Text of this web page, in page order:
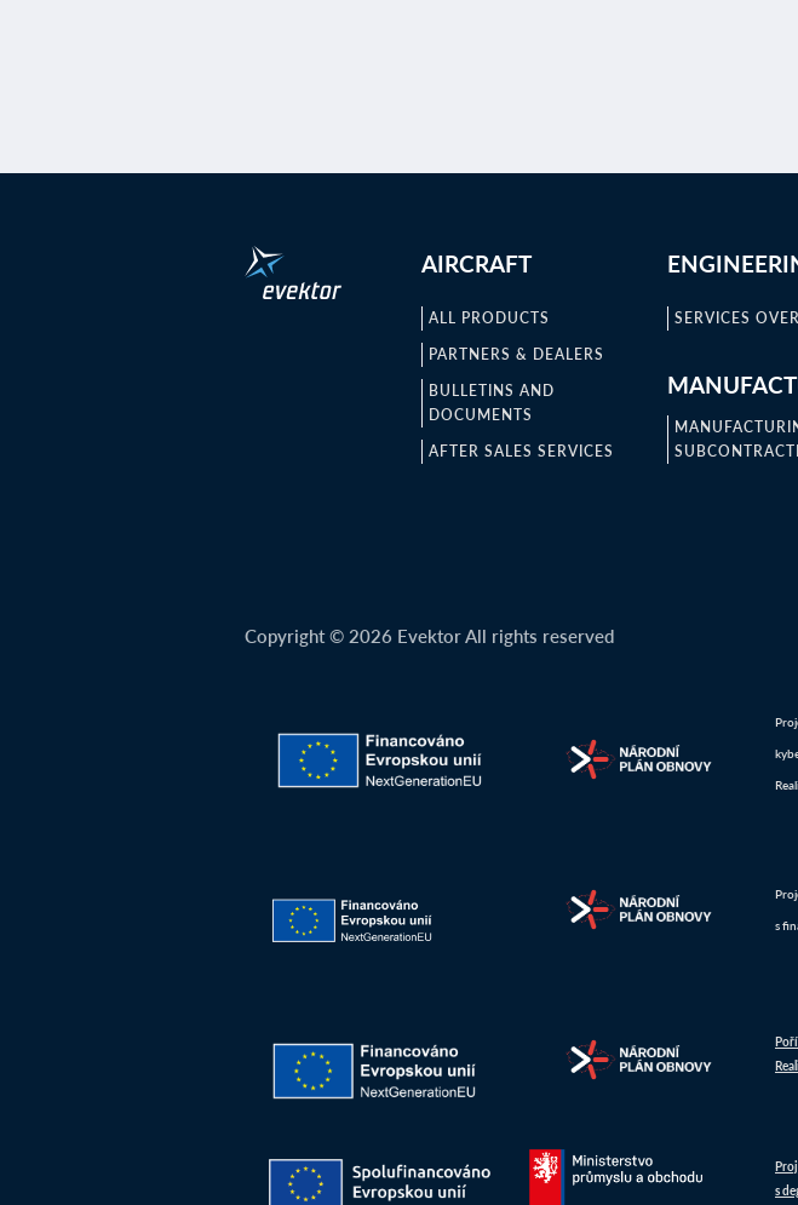
AIRCRAFT
ALL PRODUCTS
PARTNERS & DEALERS
BULLETINS AND
DOCUMENTS
AFTER SALES SERVICES
SERVICES
Copyright © 2026 Evektor All rights reserved
s
s